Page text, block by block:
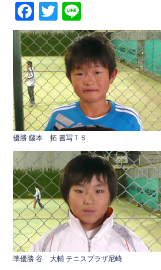
F
a
c
e
b
o
o
k
T
wi
tt
er
n
e
優勝 藤本 拓 書写ＴＳ
準優勝 谷 大輔 テニスプラザ尼崎